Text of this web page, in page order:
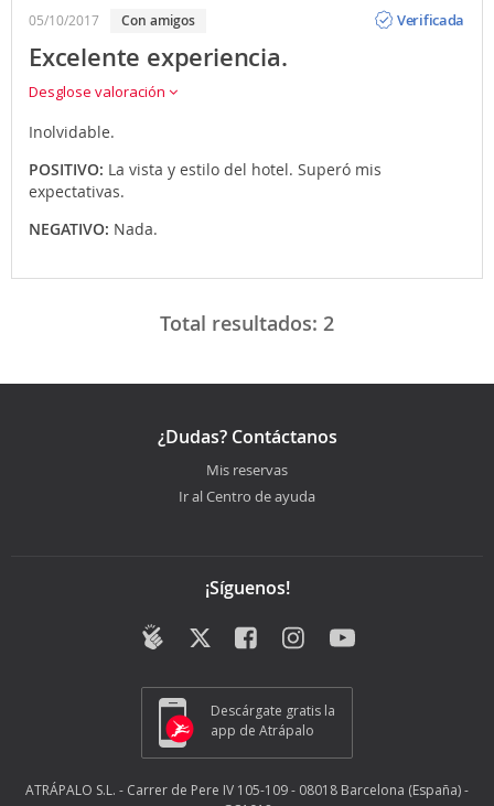
05/10/2017 con amigos
Verificada
Excelente experiencia.
Desglose valoración
Inolvidable.
POSITIVO: La vista y estilo del hotel. Superó mis
expectativas.
NEGATIVO: Nada.
Total resultados: 2
¿Dudas? Contáctanos
Mis reservas
Ir al Centro de ayuda
¡Síguenos!
Descárgate gratis la
app de Atrápalo
ATRÁPALO S.L. - Carrer de Pere IV 105-109 - 08018 Barcelona (España) -